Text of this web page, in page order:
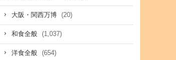
大阪・関西万博 (20)
和食全般 (1,037)
洋食全般 (654)